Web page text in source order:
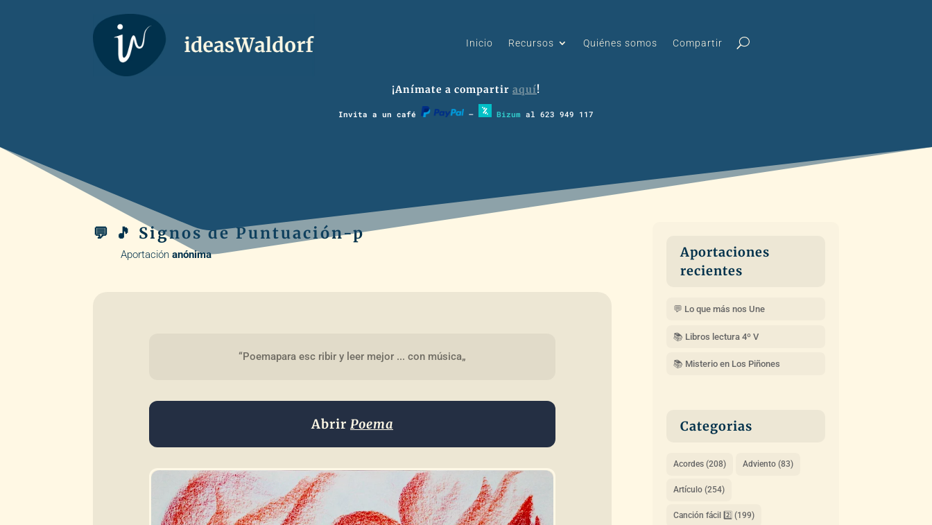
Inicio Recursos Quiénes somos Compartir
¡Anímate a compartir aquí!
Invita a un café – Bizum al 623 949 117
💬 🎵 Signos de Puntuación-p
Aportaciónanónima
“Poemapara esc ribir y leer mejor ... con música„
AbrirPoema
Aportaciones
recientes
💬 Lo que más nos Une
📚 Libros lectura 4º V
📚 Misterio en Los Piñones
Categorias
Acordes(208) Adviento(83)
Artículo(254)
Canción fácil 2️⃣ (199)